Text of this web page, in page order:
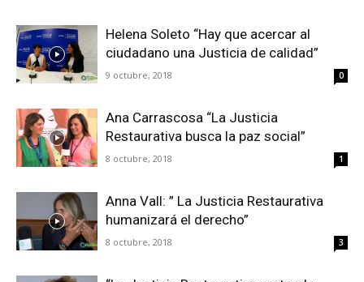
Helena Soleto “Hay que acercar al
ciudadano una Justicia de calidad”
9 octubre, 2018 0
Ana Carrascosa “La Justicia
Restaurativa busca la paz social”
8 octubre, 2018 1
Anna Vall: ” La Justicia Restaurativa
humanizará el derecho”
8 octubre, 2018 3